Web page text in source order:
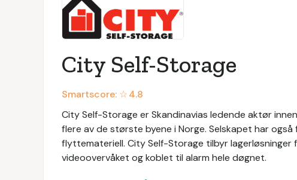
City Self-Storage
Smartscore: ☆4.8
City Self-Storage er Skandinavias ledende aktør
flere av de største byene i Norge. Selskapet har
flyttemateriell. City Self-Storage tilbyr
videoovervåket og koblet til alarm hele døgnet.